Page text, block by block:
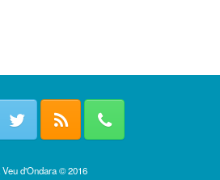
Veu d'Ondara © 2016